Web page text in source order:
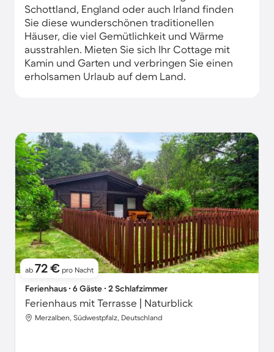
Schottland, England oder auch Irland finden
Sie diese wunderschönen traditionellen
Häuser, die viel Gemütlichkeit und Wärme
ausstrahlen. Mieten Sie sich Ihr Cottage mit
Kamin und Garten und verbringen Sie einen
erholsamen Urlaub auf dem Land.
ab 72 € pro Nacht
Ferienhaus ∙ 6 Gäste ∙ 2 Schlafzimmer
Ferienhaus mit Terrasse | Naturblick
Merzalben, Südwestpfalz, Deutschland